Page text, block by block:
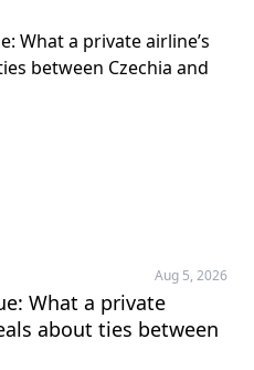
Aug 5, 2026
What a private
about ties between